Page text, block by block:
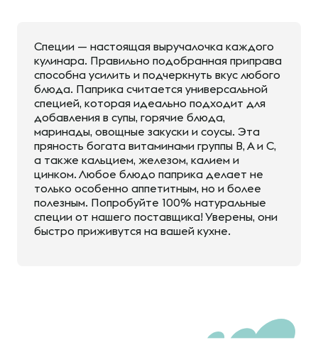
Специи — настоящая выручалочка каждого
кулинара. Правильно подобранная приправа
способна усилить и подчеркнуть вкус любого
блюда. Паприка считается универсальной
специей, которая идеально подходит для
добавления в супы, горячие блюда,
маринады, овощные закуски и соусы. Эта
пряность богата витаминами группы В, А и С,
а также кальцием, железом, калием и
цинком. Любое блюдо паприка делает не
только особенно аппетитным, но и более
полезным. Попробуйте 100% натуральные
специи от нашего поставщика! Уверены, они
быстро приживутся на вашей кухне.